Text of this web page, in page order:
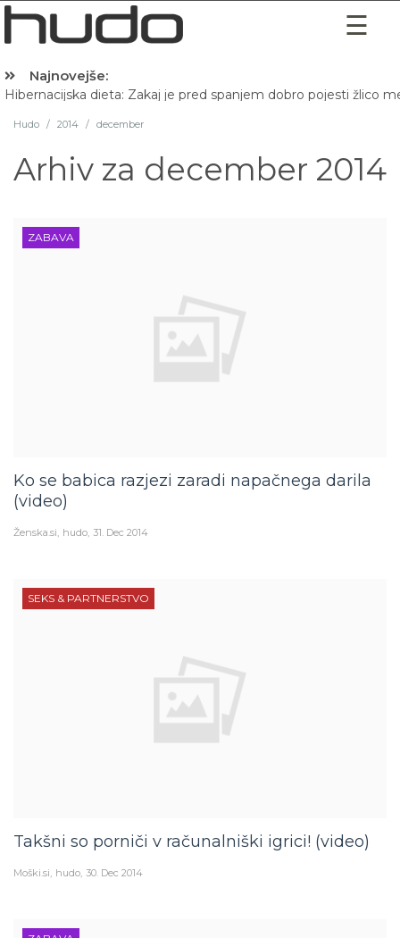
Najnovejše:
Hibernacijska dieta: Zakaj je pred spanjem dobro pojesti žlico
Hudo / 2014 / december
Arhiv za december 2014
ZABAVA
Ko se babica razjezi zaradi napačnega darila
(video)
Ženska.si hudo 31. Dec 2014
SEKS & PARTNERSTVO
Takšni so porniči v računalniški igrici! (video)
Moški.si hudo 30. Dec 2014